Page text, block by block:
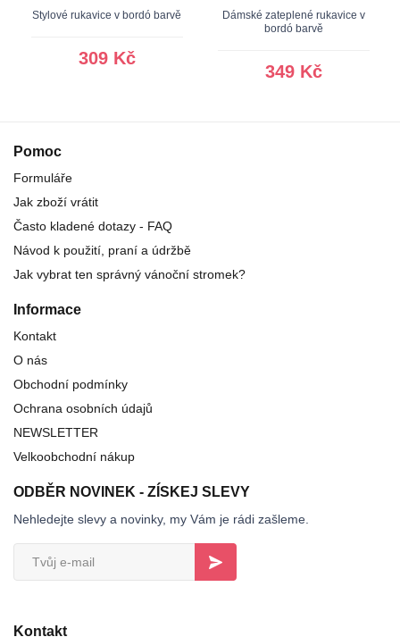
Stylové rukavice v bordó barvě
309 Kč
Dámské zateplené rukavice v
bordó barvě
349 Kč
Pomoc
Formuláře
Jak zboží vrátit
Často kladené dotazy - FAQ
Návod k použití, praní a údržbě
Jak vybrat ten správný vánoční stromek?
Informace
Kontakt
O nás
Obchodní podmínky
Ochrana osobních údajů
NEWSLETTER
Velkoobchodní nákup
ODBĚR NOVINEK - ZÍSKEJ SLEVY
Nehledejte slevy a novinky, my Vám je rádi zašleme.
Kontakt